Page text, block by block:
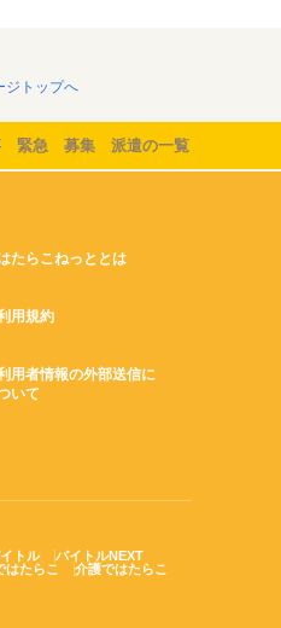
ジトップへ
緊急 募集 派遣の一覧
たらこねっととは
用規約
用者情報の外部送信に
いて
トル
バイトルNEXT
はたらこ 介護ではたらこ